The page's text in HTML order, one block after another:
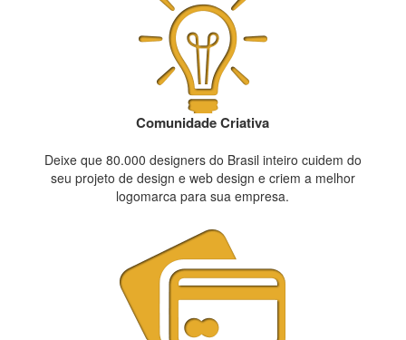
Comunidade Criativa
Deixe que 80.000 designers do Brasil inteiro cuidem do
seu projeto de design e web design e criem a melhor
logomarca para sua empresa.